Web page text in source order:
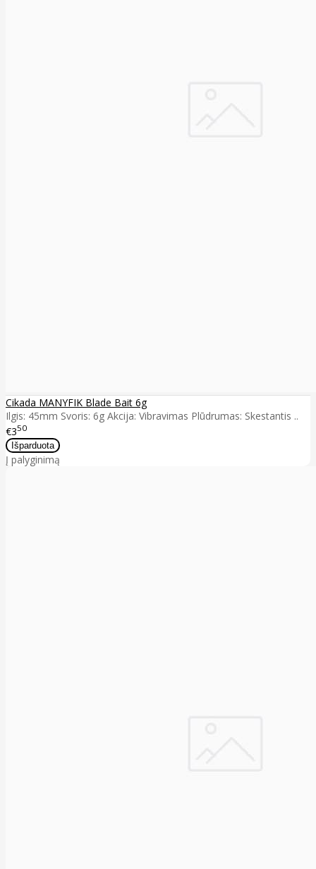
Cikada MANYFIK Blade Bait 6g
Ilgis: 45mm Svoris: 6g Akcija: Vibravimas Plūdrumas: Skestantis ..
€350
Į palyginimą